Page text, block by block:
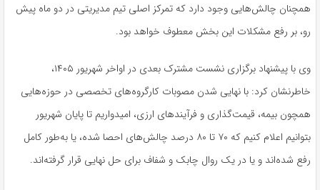
همچنان چالش‌هایی وجود دارد که تمرکز اصلی تیم مدیریتی در دو ماه پیش
رو، بر رفع مشکلات این بخش معطوف خواهد بود.
وی با پیشنهاد برگزاری نشست مشترک بعدی در اواخر شهریور ۱۴۰۵،
خاطرنشان کرد: با نهایی شدن مصوبات کارگروه‌های تخصصی در حوزه‌هایی
همچون بیمه، قیمت‌گذاری و فرآیندهای ارزی، امیدواریم تا پایان شهریور
بتوانیم اعلام کنیم که ۷۰ تا ۸۰ درصد چالش‌های احصا شده، یا به‌طور کامل
رفع شده‌اند و یا در یک روال چابک و شفاف برای حل نهایی قرار گرفته‌اند.